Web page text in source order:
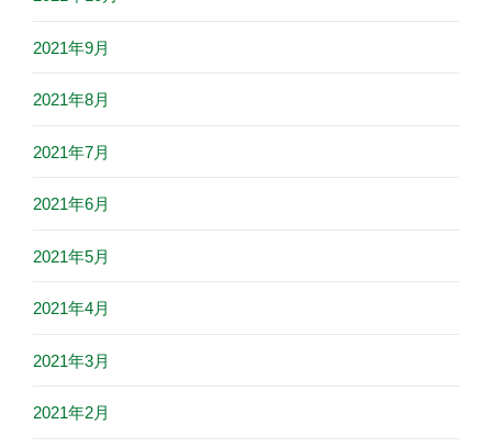
2021年9月
2021年8月
2021年7月
2021年6月
2021年5月
2021年4月
2021年3月
2021年2月